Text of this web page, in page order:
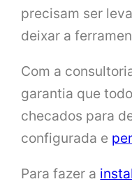
precisam ser
deixar a
Com a
garantia que
checados para
configurada e
Para fazer a